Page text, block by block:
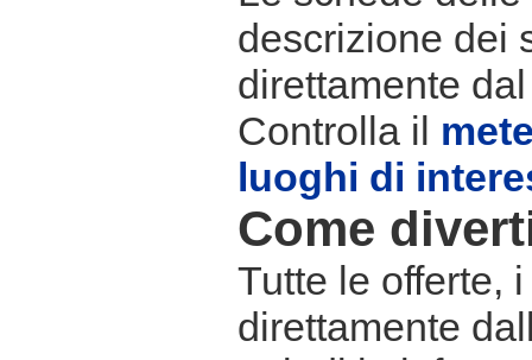
descrizione dei
direttamente
Controlla il
luoghi di
Come
Tutte le offerte,
direttamente